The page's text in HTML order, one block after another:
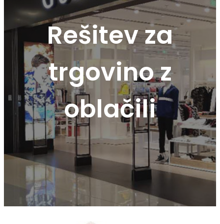
Rešitev za
trgovino z
oblačili